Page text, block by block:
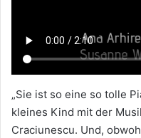
„Sie ist so eine so tolle
kleines Kind mit der
Craciunescu. Und,